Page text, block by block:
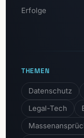
Erfolge
THEMEN
Datenschutz
Legal-Tech